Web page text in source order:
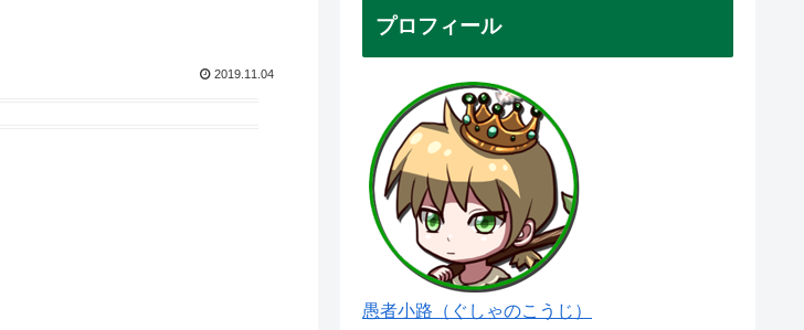
2019.11.04
プロフィール
愚者小路（ぐしゃのこうじ）